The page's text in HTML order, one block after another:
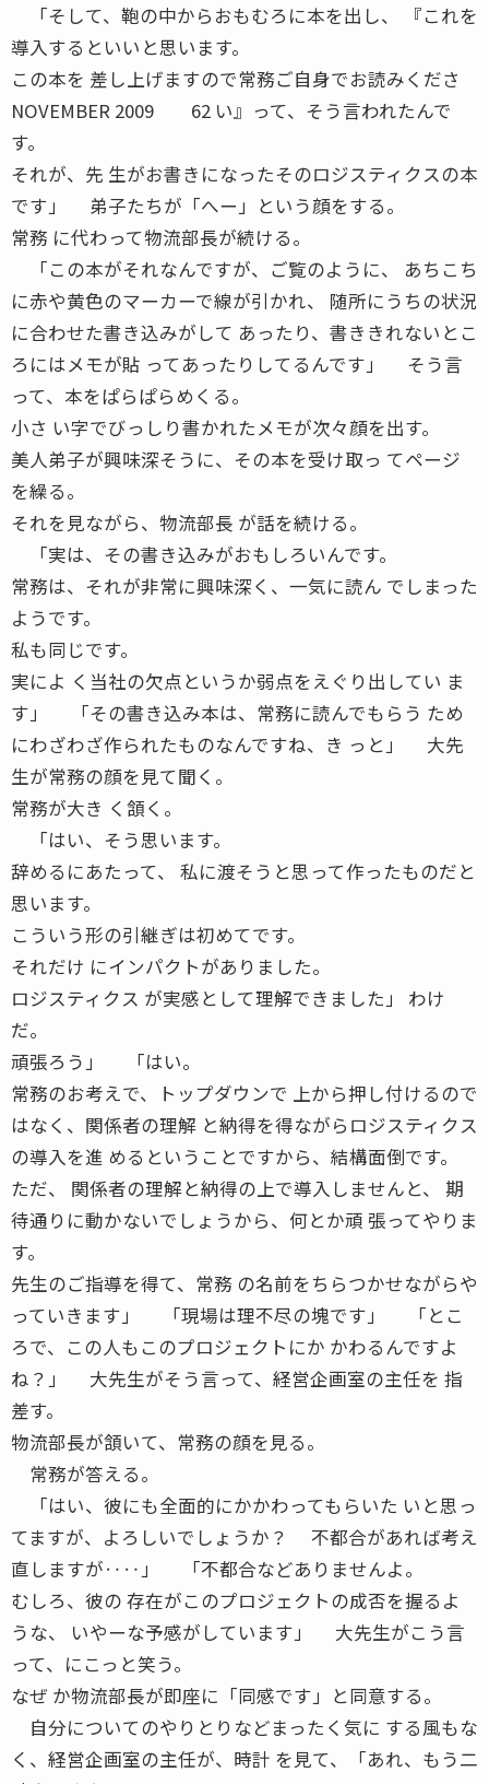
「そして、鞄の中からおもむろに本を出し、 『これを
導入するといいと思います。
この本を 差し上げますので常務ご自身でお読みくださ
NOVEMBER 2009 62 い』って、そう言われたんで
す。
それが、先 生がお書きになったそのロジスティクスの本
です」 弟子たちが「へー」という顔をする。
常務 に代わって物流部長が続ける。
「この本がそれなんですが、ご覧のように、 あちこち
に赤や黄色のマーカーで線が引かれ、 随所にうちの状況
に合わせた書き込みがして あったり、書ききれないとこ
ろにはメモが貼 ってあったりしてるんです」 そう言
って、本をぱらぱらめくる。
小さ い字でびっしり書かれたメモが次々顔を出す。
美人弟子が興味深そうに、その本を受け取っ てページ
を繰る。
それを見ながら、物流部長 が話を続ける。
「実は、その書き込みがおもしろいんです。
常務は、それが非常に興味深く、一気に読ん でしまった
ようです。
私も同じです。
実によ く当社の欠点というか弱点をえぐり出してい ま
す」 「その書き込み本は、常務に読んでもらう ため
にわざわざ作られたものなんですね、き っと」 大先
生が常務の顔を見て聞く。
常務が大き く頷く。
「はい、そう思います。
辞めるにあたって、 私に渡そうと思って作ったものだと
思います。
こういう形の引継ぎは初めてです。
それだけ にインパクトがありました。
ロジスティクス が実感として理解できました」 わけ
だ。
頑張ろう」 「はい。
常務のお考えで、トップダウンで 上から押し付けるので
はなく、関係者の理解 と納得を得ながらロジスティクス
の導入を進 めるということですから、結構面倒です。
ただ、 関係者の理解と納得の上で導入しませんと、 期
待通りに動かないでしょうから、何とか頑 張ってやりま
す。
先生のご指導を得て、常務 の名前をちらつかせながらや
っていきます」 「現場は理不尽の塊です」 「とこ
ろで、この人もこのプロジェクトにか かわるんですよ
ね？」 大先生がそう言って、経営企画室の主任を 指
差す。
物流部長が頷いて、常務の顔を見る。
常務が答える。
「はい、彼にも全面的にかかわってもらいた いと思っ
てますが、よろしいでしょうか？ 不都合があれば考え
直しますが‥‥」 「不都合などありませんよ。
むしろ、彼の 存在がこのプロジェクトの成否を握るよ
うな、 いやーな予感がしています」 大先生がこう言
って、にこっと笑う。
なぜ か物流部長が即座に「同感です」と同意する。
自分についてのやりとりなどまったく気に する風もな
く、経営企画室の主任が、時計 を見て、「あれ、もう二